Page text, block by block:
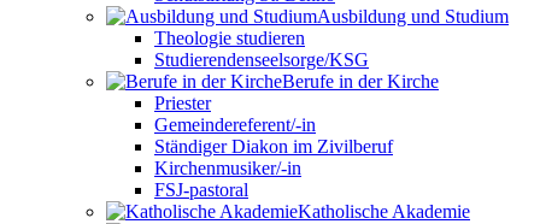
Ausbildung und Studium
Theologie studieren
Studierendenseelsorge/KSG
Berufe in der Kirche
Priester
Gemeindereferent/-in
Ständiger Diakon im Zivilberuf
Kirchenmusiker/-in
FSJ-pastoral
Katholische Akademie